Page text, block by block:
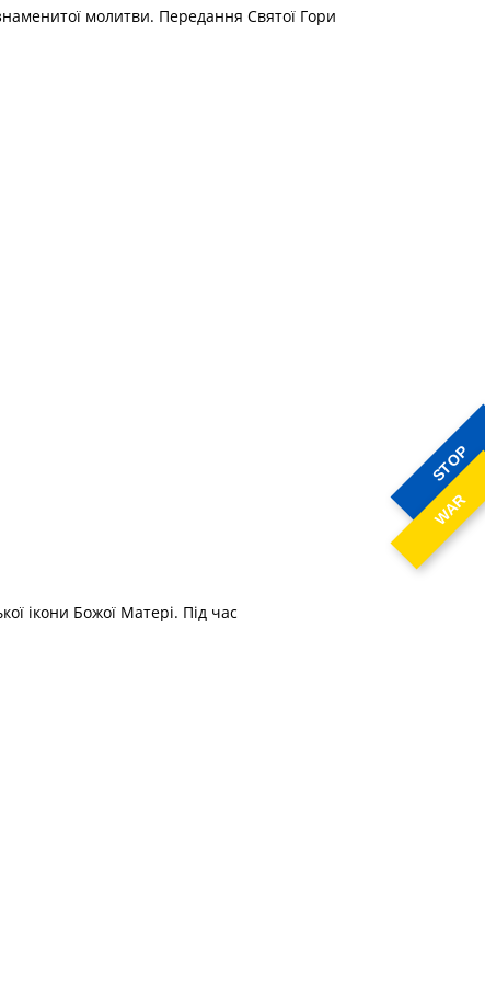
STOP
WAR
молитви. Передання Святої Гори
ікони Божої Матері. Під час